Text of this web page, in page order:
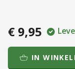
€ 9,95
IN